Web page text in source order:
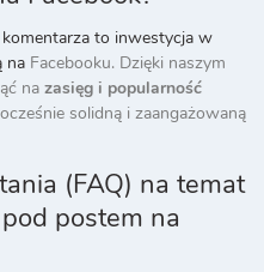
to inwestycja w
na Facebooku. Dzięki naszym
na zasięg i popularność
solidną i zaangażowaną
(FAQ) na temat
postem na